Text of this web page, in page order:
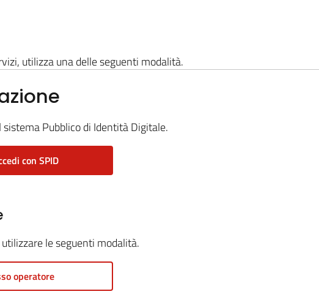
utilizza una delle seguenti modalità.
sistema Pubblico di Identità Digitale.
con SPID
le seguenti modalità.
operatore